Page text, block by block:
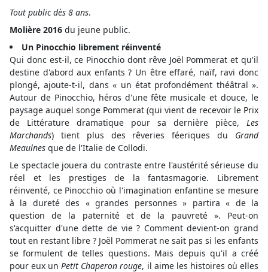
Tout public dès 8 ans.
Molière 2016 du jeune public.
Un Pinocchio librement réinventé
Qui donc est-il, ce Pinocchio dont rêve Joël Pommerat et qu'il
destine d'abord aux enfants ? Un être effaré, naïf, ravi donc
plongé, ajoute-t-il, dans « un état profondément théâtral ».
Autour de Pinocchio, héros d'une fête musicale et douce, le
paysage auquel songe Pommerat (qui vient de recevoir le Prix
de Littérature dramatique pour sa dernière pièce, Les
Marchands) tient plus des rêveries féeriques du Grand
Meaulnes que de l'Italie de Collodi.
Le spectacle jouera du contraste entre l'austérité sérieuse du
réel et les prestiges de la fantasmagorie. Librement
réinventé, ce Pinocchio où l'imagination enfantine se mesure
à la dureté des « grandes personnes » partira « de la
question de la paternité et de la pauvreté ». Peut-on
s'acquitter d'une dette de vie ? Comment devient-on grand
tout en restant libre ? Joël Pommerat ne sait pas si les enfants
se formulent de telles questions. Mais depuis qu'il a créé
pour eux unPetit Chaperon rouge, il aime les histoires où elles